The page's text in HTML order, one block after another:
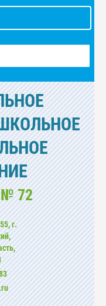
№ 72
г.